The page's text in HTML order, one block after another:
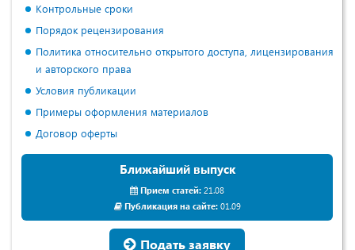
Контрольные сроки
Порядок рецензирования
Политика относительно открытого доступа, лицензирования
и авторского права
Условия публикации
Примеры оформления материалов
Договор оферты
Ближайший выпуск
Прием статей: 21.08
Публикация на сайте:01.09
Подать заявку